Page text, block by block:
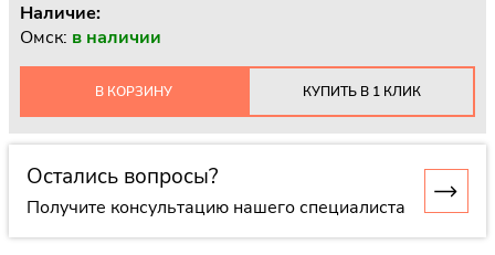
Наличие:
Омск: в наличии
В КОРЗИНУ КУПИТЬ В 1 КЛИК
Остались вопросы?
Получите консультацию нашего специалиста